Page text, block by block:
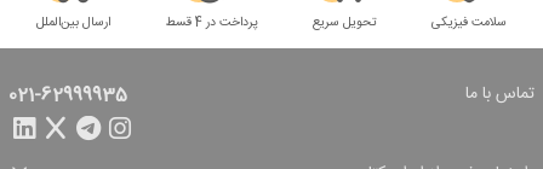
سلامت فیزیکی تحویل سریع پرداخت در 4 قسط ارسال بین‌الملل
تماس با ما 021-62999935